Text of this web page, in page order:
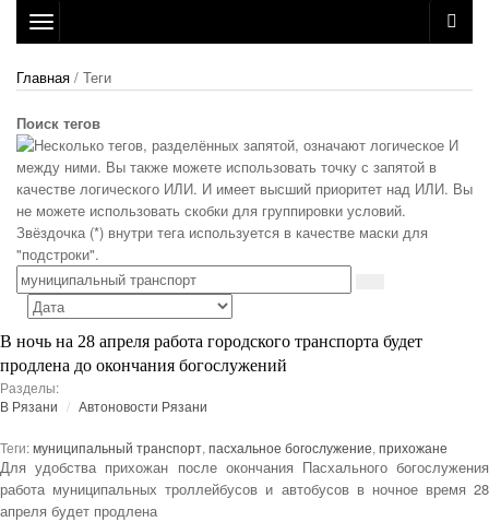
Toggle
navigation
Главная / Теги
Поиск тегов
В ночь на 28 апреля работа городского транспорта будет
продлена до окончания богослужений
Разделы:
В Рязани
Автоновости Рязани
Теги:муниципальный транспорт, пасхальное богослужение, прихожане
Для удобства прихожан после окончания Пасхального богослужения
работа муниципальных троллейбусов и автобусов в ночное время 28
апреля будет продлена